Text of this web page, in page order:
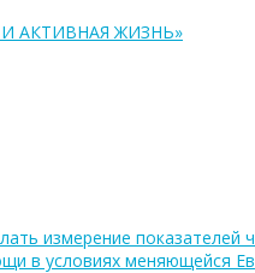
АКТИВНАЯ ЖИЗНЬ»
измерение показателей
в условиях меняющейся